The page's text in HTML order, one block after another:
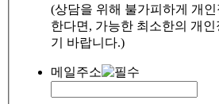
(상담을 위해 불가피하게 개
한다면, 가능한 최소한의 개인
기 바랍니다.)
메일주소